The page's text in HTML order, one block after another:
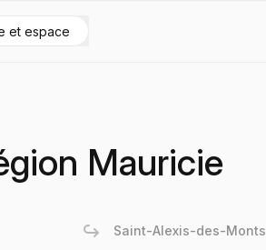
et espace
Mauricie
Saint-Alexis-des-Monts